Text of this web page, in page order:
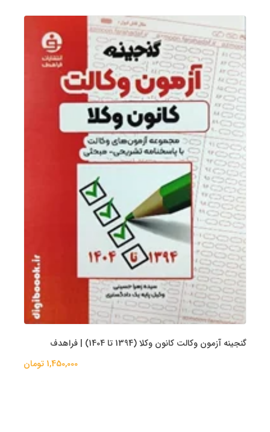
گنجینه آزمون وکالت کانون وکلا (1394 تا 1404) | فراهدف
1,450,000 تومان